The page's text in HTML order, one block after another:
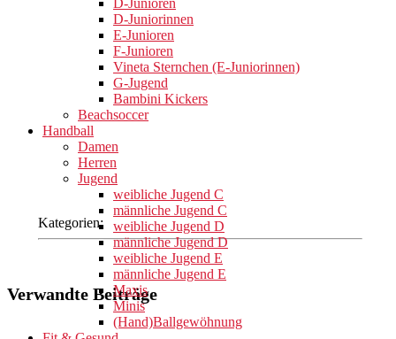
D-Junioren
D-Juniorinnen
E-Junioren
F-Junioren
Vineta Sternchen (E-Juniorinnen)
G-Jugend
Bambini Kickers
Beachsoccer
Handball
Damen
Herren
Jugend
weibliche Jugend C
männliche Jugend C
weibliche Jugend D
männliche Jugend D
weibliche Jugend E
männliche Jugend E
Maxis
Minis
(Hand)Ballgewöhnung
Kategorien:
Verwandte Beiträge